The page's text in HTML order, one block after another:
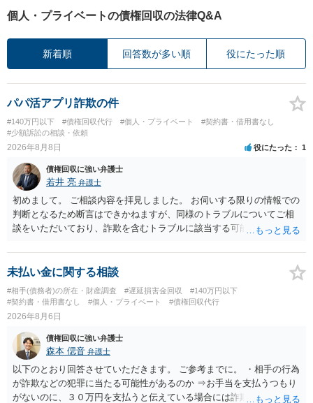
個人・プライベートの債権回収の法律Q&A
新着順 回答数が多い順 役にたった順
パパ活アプリ詐欺の件
#140万円以下 #債権回収代行 #個人・プライベート
#契約書・借用書なし
#少額訴訟の相談・依頼
2026年8月8日 役にたった 1
債権回収に強い弁護士
若井 亮 弁護士
初めまして。 ご相談内容を拝見しました。 お伺いする限りの情報での
判断となるため断言はできかねますが、同様のトラブルについてご相
談をいただいており、詐欺を含むトラブルに該当する可能性があるで
ります。 お金を渡した方法が現金手渡しではなく、指定口座への振込
であるならば、相手方の身元を特定できる可能性もあるでしょう。 い
ずれにせよ、まずは速やかに最寄りの警察署に被害相談に行くことを
お勧めします。
未払い金に関する相談
#相手(債務者)の所在・財産調査 #遅延損害金回収
#140万円以下
#契約書・借用書なし
#個人・プライベート #債権回収代行
2026年8月6日
債権回収に強い弁護士
森本 偲音 弁護士
以下のとおり回答させていただきます。 ご参考までに。 ・相手の行為
が詐欺などの犯罪に当たる可能性があるのか ⇒お手当を支払うつもり
がないのに、３０万円を支払うと伝えている場合には詐欺罪に該当す